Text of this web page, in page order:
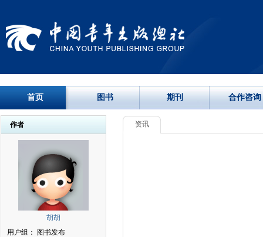
首页 图书 期刊 合作咨询
作者
胡胡
用户组： 图书发布
资讯